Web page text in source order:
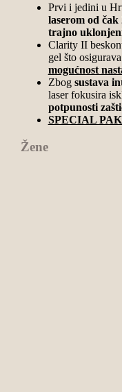
Prvi i jedini u
laserom od
trajno
Clarity II
gel što osigurava
mogućnost
Zbog sustava
laser fokusira
potpunosti
SPECIAL
Žene